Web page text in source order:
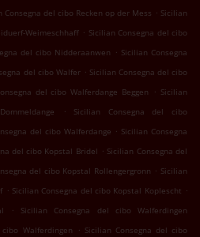
Consegna del cibo Recken op der Mess . Sicilian
Weimeschhaff . Sicilian Consegna del cibo
del cibo Nidderaanwen . Sicilian Consegna
del cibo Walfer . Sicilian Consegna del cibo
del cibo Walferdange Beggen . Sicilian
.
Sicilian Consegna del cibo
del cibo Walferdange . Sicilian Consegna
del cibo Kopstal Bridel . Sicilian Consegna del
del cibo Kopstal Rollengergronn . Sicilian
. Sicilian Consegna del cibo Kopstal Koplescht .
.
Sicilian Consegna del cibo Walferdingen
Walferdingen . Sicilian Consegna del cibo